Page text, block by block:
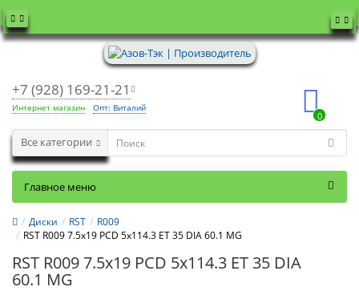
+7 (928) 169-21-21
Интернет магазин Опт: Виталий
0
Все категории
Главное меню
Диски RST
R009
RST R009 7.5x19 PCD 5x114.3 ET 35 DIA 60.1 MG
RST R009 7.5x19 PCD 5x114.3 ET 35 DIA
60.1 MG